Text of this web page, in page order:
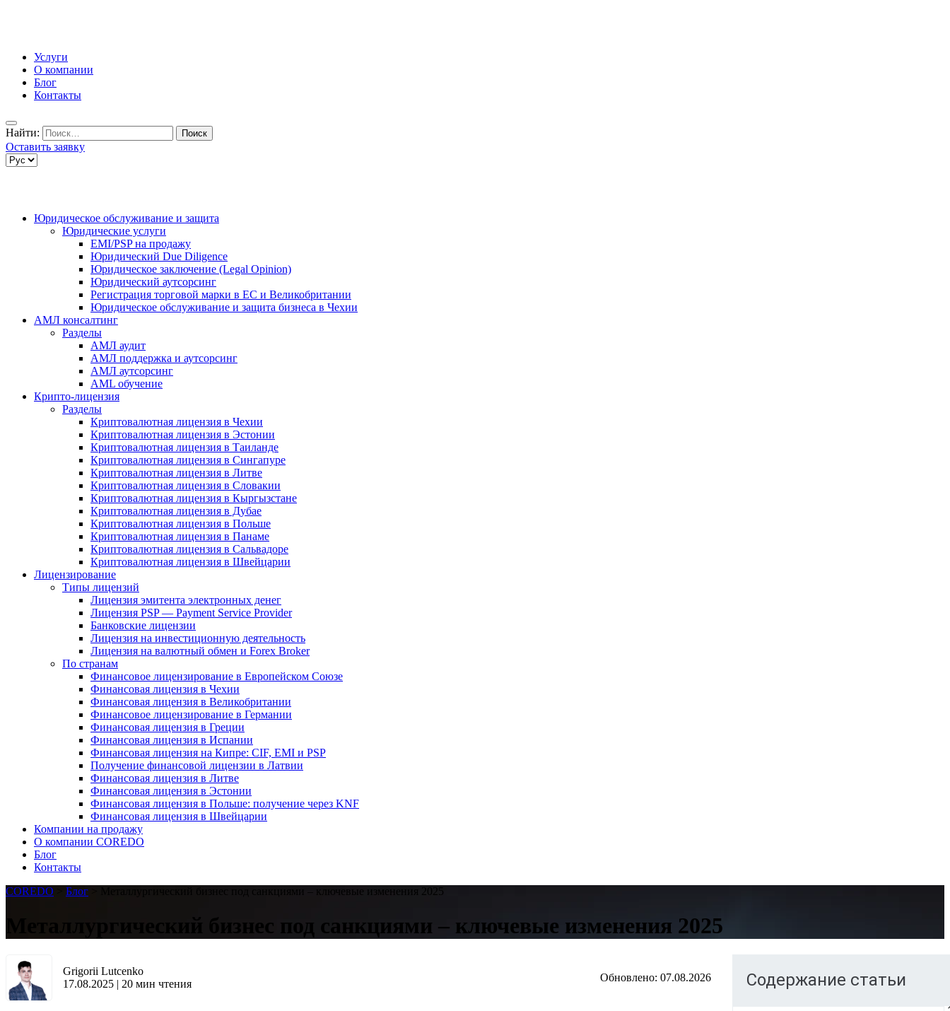
Услуги
О компании
Блог
Контакты
Найти:
Оставить заявку
Юридическое обслуживание и защита
Юридические услуги
EMI/PSP на продажу
Юридический Due Diligence
Юридическое заключение (Legal Opinion)
Юридический аутсорсинг
Регистрация торговой марки в ЕС и Великобритании
Юридическое обслуживание и защита бизнеса в Чехии
АМЛ консалтинг
Разделы
АМЛ аудит
АМЛ поддержка и аутсорсинг
АМЛ аутсорсинг
AML обучение
Крипто-лицензия
Разделы
Криптовалютная лицензия в Чехии
Криптовалютная лицензия в Эстонии
Криптовалютная лицензия в Таиланде
Криптовалютная лицензия в Сингапуре
Криптовалютная лицензия в Литве
Криптовалютная лицензия в Словакии
Криптовалютная лицензия в Кыргызстане
Криптовалютная лицензия в Дубае
Криптовалютная лицензия в Польше
Криптовалютная лицензия в Панаме
Криптовалютная лицензия в Сальвадоре
Криптовалютная лицензия в Швейцарии
Лицензирование
Типы лицензий
Лицензия эмитента электронных денег
Лицензия PSP — Payment Service Provider
Банковские лицензии
Лицензия на инвестиционную деятельность
Лицензия на валютный обмен и Forex Broker
По странам
Финансовое лицензирование в Европейском Союзе
Финансовая лицензия в Чехии
Финансовая лицензия в Великобритании
Финансовое лицензирование в Германии
Финансовая лицензия в Греции
Финансовая лицензия в Испании
Финансовая лицензия на Кипре: CIF, EMI и PSP
Получение финансовой лицензии в Латвии
Финансовая лицензия в Литве
Финансовая лицензия в Эстонии
Финансовая лицензия в Польше: получение через KNF
Финансовая лицензия в Швейцарии
Компании на продажу
О компании COREDO
Блог
Контакты
COREDO
Блог Металлургический бизнес под санкциями – ключевые изменения 2025
Металлургический бизнес под санкциями – ключевые изменения 2025
Grigorii Lutcenko
17.08.2025 | 20 мин чтения
Обновлено: 07.08.2026 Содержание статьи